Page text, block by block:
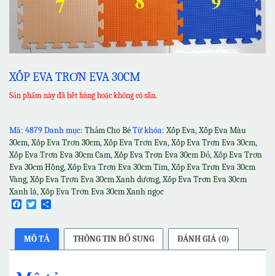
XỐP EVA TRƠN EVA 30CM
Sản phẩm này đã hết hàng hoặc không có sẵn.
Mã: 4879Danh mục: Thảm Cho BéTừ khóa:Xốp Eva,Xốp Eva Màu
30cm,Xốp Eva Trơn 30cm,Xốp Eva Trơn Eva,Xốp Eva Trơn Eva 30cm,
Xốp Eva Trơn Eva 30cm Cam,Xốp Eva Trơn Eva 30cm Đỏ,Xốp Eva Trơn
Eva 30cm Hồng,Xốp Eva Trơn Eva 30cm Tím,Xốp Eva Trơn Eva 30cm
Vàng,Xốp Eva Trơn Eva 30cm Xanh dương,Xốp Eva Trơn Eva 30cm
Xanh lá,Xốp Eva Trơn Eva 30cm Xanh ngọc
Facebook
Twitter
MÔ TẢ THÔNG TIN BỔ SUNG ĐÁNH GIÁ (0)